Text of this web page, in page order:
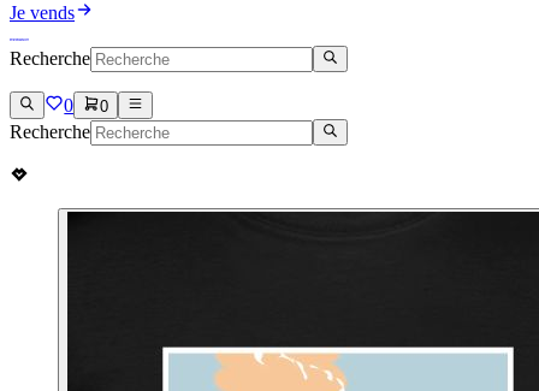
Je vends
Recherche
0 0
Recherche